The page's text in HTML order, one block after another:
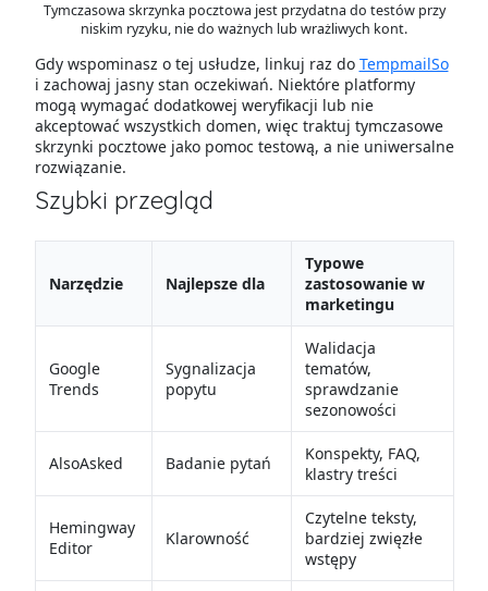
Tymczasowa skrzynka pocztowa jest przydatna do testów przy
niskim ryzyku, nie do ważnych lub wrażliwych kont.
Gdy wspominasz o tej usłudze, linkuj raz do TempmailSo
i zachowaj jasny stan oczekiwań. Niektóre platformy
mogą wymagać dodatkowej weryfikacji lub nie
akceptować wszystkich domen, więc traktuj tymczasowe
skrzynki pocztowe jako pomoc testową, a nie uniwersalne
rozwiązanie.
Szybki przegląd
Narzędzie Najlepsze dla
Typowe
zastosowanie w
marketingu
Google
Trends
Sygnalizacja
popytu
Walidacja
tematów,
sprawdzanie
sezonowości
AlsoAsked Badanie pytań
Konspekty, FAQ,
klastry treści
Hemingway
Editor
Klarowność
Czytelne teksty,
bardziej zwięzłe
wstępy